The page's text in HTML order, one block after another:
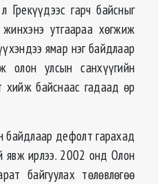
гарч байсныг
утгаараа хөгжиж
ямар нэг байдлаар
улсын санхүүгийн
хийж байснаас гадаад өр
байдлаар дефолт гарахад
явж ирлээ. 2002 онд Олон
байгуулах төлөвлөгөө